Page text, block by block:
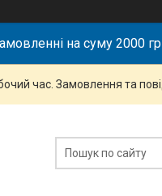
на суму 2000
час. Замовлення та